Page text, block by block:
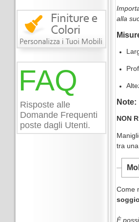
FAQ
Risposte alle
Domande Frequenti
poste dagli Utenti.
alla
Note:
NON
tra
Come
È